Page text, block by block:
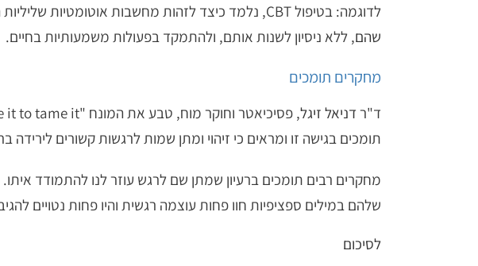
לדוגמה: בטיפול CBT, נלמד כיצד לזהות מחשבות אוטומטיות שליליות הקשורות לרגש, ולערער על נכונותן. בטיפול ACT,
שהם, ללא ניסיון לשנות אותם, ולהתמקד בפעולות משמעותיות בחיים.
מחקרים תומכים
ד"ר דניאל זיגל
תומכים בגישה זו ומראים כי זיהוי ומתן שמות לרגשות קשורים
מחקרים רבים תומכים ברעיון שמתן שם לרגש עוזר לנו להתמודד
שלהם במילים ספציפיות חוו פחות עוצמה רגשית והיו פחות נטויים
לסיכום